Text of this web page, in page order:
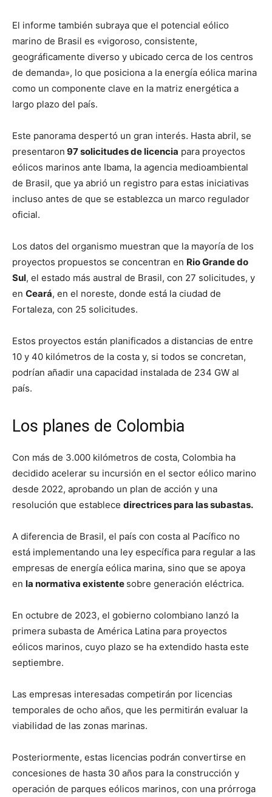
El informe también subraya que el potencial eólico
marino de Brasil es «vigoroso, consistente,
geográficamente diverso y ubicado cerca de los centros
de demanda», lo que posiciona a la energía eólica marina
como un componente clave en la matriz energética a
largo plazo del país.
Este panorama despertó un gran interés. Hasta abril, se
presentaron 97 solicitudes de licencia para proyectos
eólicos marinos ante Ibama, la agencia medioambiental
de Brasil, que ya abrió un registro para estas iniciativas
incluso antes de que se establezca un marco regulador
oficial.
Los datos del organismo muestran que la mayoría de los
proyectos propuestos se concentran en Rio Grande do
Sul, el estado más austral de Brasil, con 27 solicitudes, y
en Ceará, en el noreste, donde está la ciudad de
Fortaleza, con 25 solicitudes.
Estos proyectos están planificados a distancias de entre
10 y 40 kilómetros de la costa y, si todos se concretan,
podrían añadir una capacidad instalada de 234 GW al
país.
Los planes de Colombia
Con más de 3.000 kilómetros de costa, Colombia ha
decidido acelerar su incursión en el sector eólico marino
desde 2022, aprobando un plan de acción y una
resolución que establece directrices para las subastas.
A diferencia de Brasil, el país con costa al Pacífico no
está implementando una ley específica para regular a las
empresas de energía eólica marina, sino que se apoya
en la normativa existente sobre generación eléctrica.
En octubre de 2023, el gobierno colombiano lanzó la
primera subasta de América Latina para proyectos
eólicos marinos, cuyo plazo se ha extendido hasta este
septiembre.
Las empresas interesadas competirán por licencias
temporales de ocho años, que les permitirán evaluar la
viabilidad de las zonas marinas.
Posteriormente, estas licencias podrán convertirse en
concesiones de hasta 30 años para la construcción y
operación de parques eólicos marinos, con una prórroga